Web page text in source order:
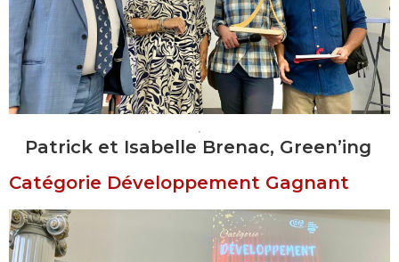
.
Patrick et Isabelle Brenac, Green’ing
Catégorie Développement Gagnant